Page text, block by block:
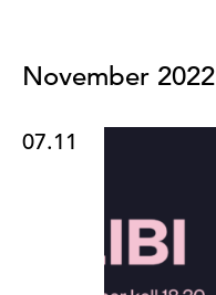
November 2022
07.11